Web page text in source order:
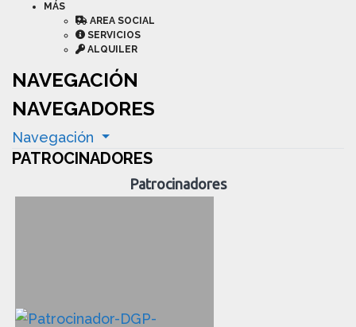
MÁS
AREA SOCIAL
SERVICIOS
ALQUILER
NAVEGACIÓN
NAVEGADORES
Navegación
PATROCINADORES
Patrocinadores